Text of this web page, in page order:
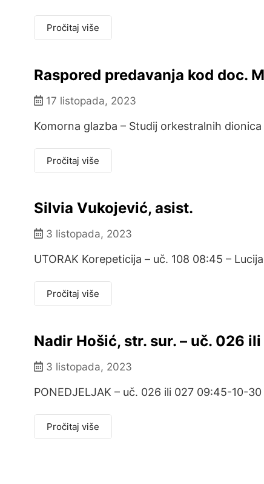
Pročitaj više
Raspored predavanja kod doc.
17 listopada, 2023
Komorna glazba – Studij orkestralnih dionica
Pročitaj više
Silvia Vukojević, asist.
3 listopada, 2023
UTORAK Korepeticija – uč. 108 08:45 –
Pročitaj više
Nadir Hošić, str. sur. – uč. 026
3 listopada, 2023
PONEDJELJAK – uč. 026 ili 027 09:45-10-
Pročitaj više